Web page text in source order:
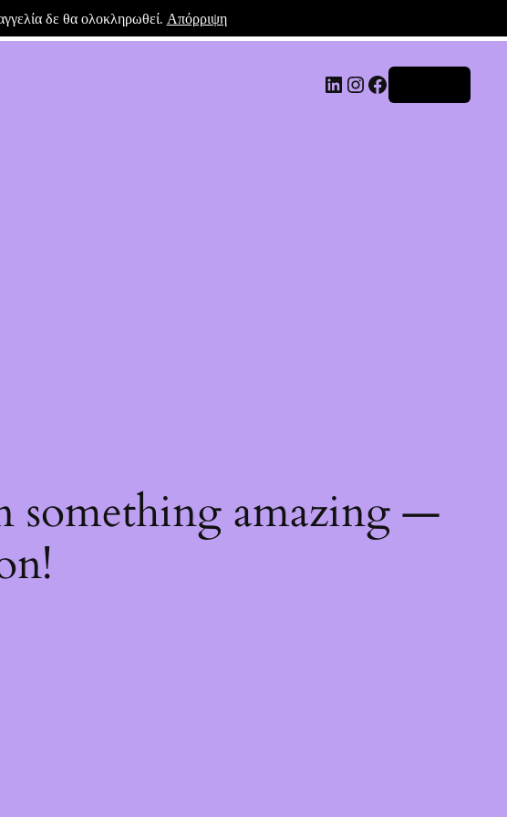
δε θα ολοκληρωθεί. Απόρριψη
something amazing —